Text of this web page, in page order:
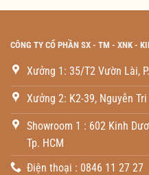
CÔNG TY CỔ PHẦN SX - TM - XNK -
Xưởng 1: 35/T2 Vườn Lài,
Xưởng 2: K2-39, Nguyễn
Showroom 1 : 602 Kinh
Tp. HCM
Điện thoại : 0846 11 27 27